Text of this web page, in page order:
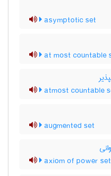
asymptotic set
at most countable
atmost countable
augmented set
axiom of power set